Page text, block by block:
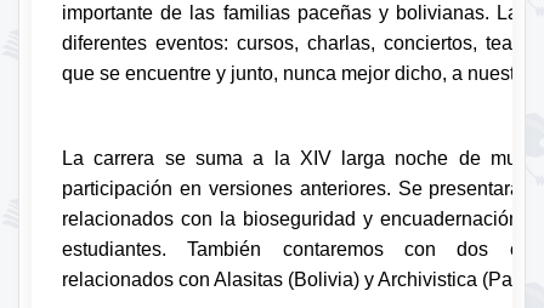
importante de las familias paceñas y bolivianas. La
diferentes eventos: cursos, charlas, conciertos,
que se encuentre y junto, nunca mejor dicho, a
La carrera se suma a la XIV larga noche de
participación en versiones anteriores. Se
relacionados con la bioseguridad y encuadernación
estudiantes. También contaremos con dos
relacionados con Alasitas (Bolivia) y Archivistica